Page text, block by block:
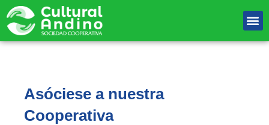
contenido
Asóciese a nuestra
Cooperativa